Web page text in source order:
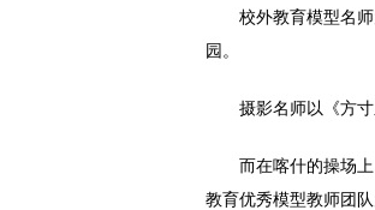
校外教育模型名
园。
摄影名师以《方
而在喀什的操场
教育优秀模型教师团